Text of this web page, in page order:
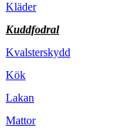
Kläder
Kuddfodral
Kvalsterskydd
Kök
Lakan
Mattor